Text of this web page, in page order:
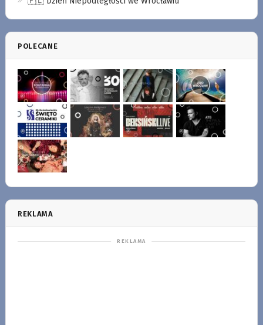
POLECANE
REKLAMA